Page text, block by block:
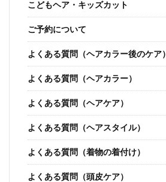
こどもヘア・キッズカット
ご予約について
よくある質問（ヘアカラー後のケア）
よくある質問（ヘアカラー）
よくある質問（ヘアケア）
よくある質問（ヘアスタイル）
よくある質問（着物の着付け）
よくある質問（頭皮ケア）